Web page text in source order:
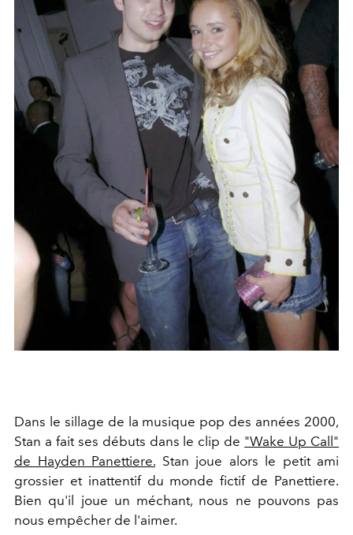
Dans le sillage de la musique pop des années 2000,
Stan a fait ses débuts dans le clip de "Wake Up Call"
de Hayden Panettiere. Stan joue alors le petit ami
grossier et inattentif du monde fictif de Panettiere.
Bien qu'il joue un méchant, nous ne pouvons pas
nous empêcher de l'aimer.